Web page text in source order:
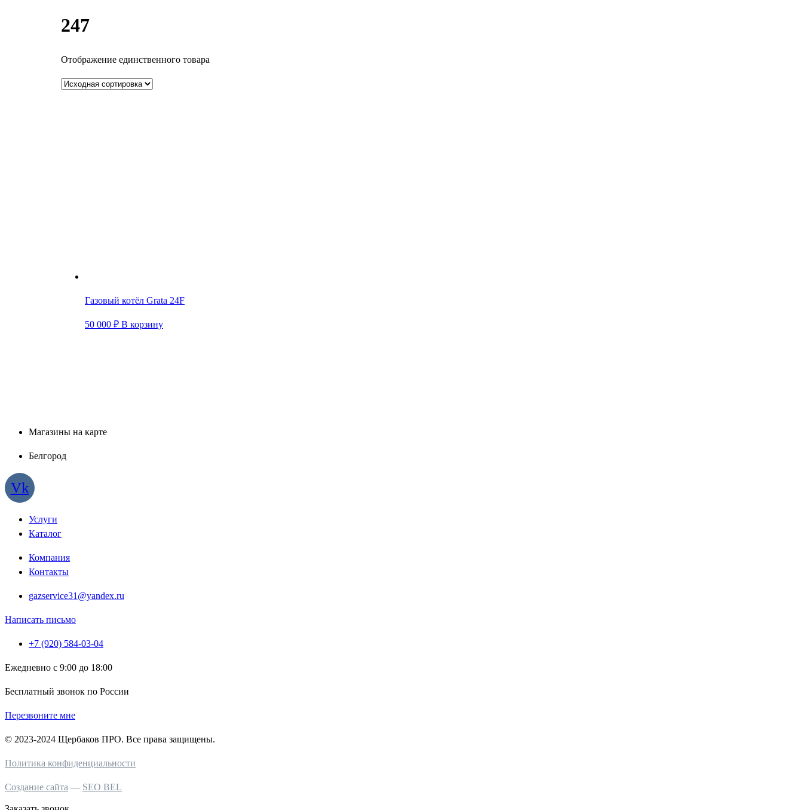
247
Отображение единственного товара
Газовый котёл Grata 24F
50 000 ₽ В корзину
Магазины на карте
Белгород
Vk
Услуги
Каталог
Компания
Контакты
gazservice31@yandex.ru
Написать письмо
+7 (920) 584-03-04
Ежедневно с 9:00 до 18:00
Бесплатный звонок по России
Перезвоните мне
© 2023-2024 Щербаков ПРО. Все права защищены.
Политика конфиденциальности
Создание сайта — SEO BEL